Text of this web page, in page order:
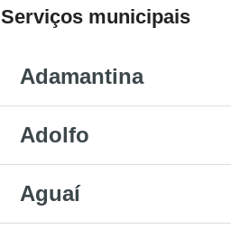
Serviços municipais
Adamantina
Adolfo
Aguaí